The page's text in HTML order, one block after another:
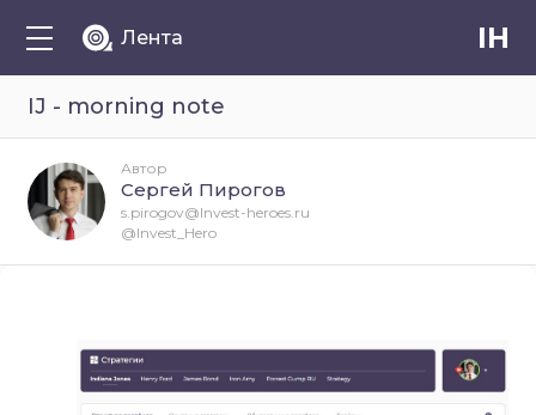
Лента IH
IJ - morning note
Автор
Сергей Пирогов
s.pirogov@Invest-heroes.ru
@Invest_Hero